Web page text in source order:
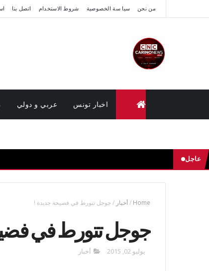
من نحن سيا سة الخصوصية شروط الاستخدام اتصل بنا
اخبار تونس عربي و دولي
عاجل
Home
/أخبار /جوجل تتورط في فضيحة جديدة !
جوجل تتورط في
يوليو 02, 2015 أخبار